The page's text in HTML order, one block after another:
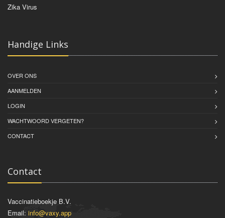
Zika Virus
Handige Links
OVER ONS
AANMELDEN
LOGIN
WACHTWOORD VERGETEN?
CONTACT
Contact
Vaccinatieboekje B.V.
Email: info@vaxy.app